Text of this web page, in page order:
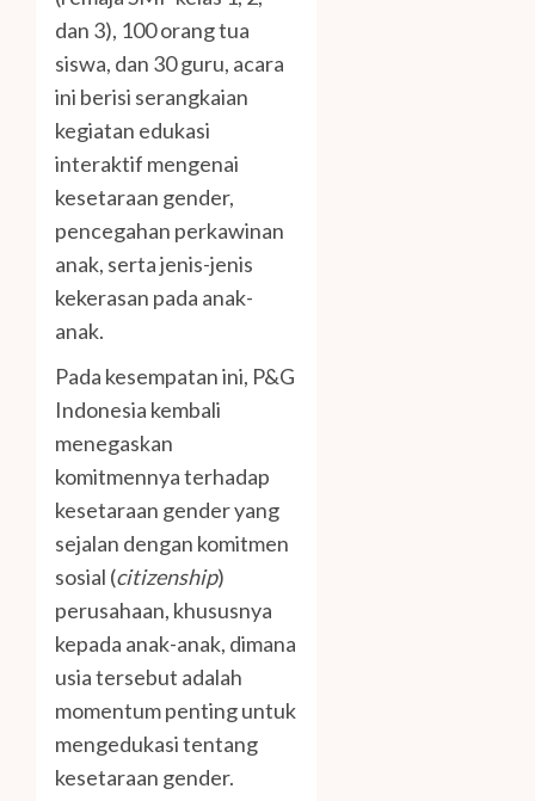
dan 3), 100 orang tua
siswa, dan 30 guru, acara
ini berisi serangkaian
kegiatan edukasi
interaktif mengenai
kesetaraan gender,
pencegahan perkawinan
anak, serta jenis-jenis
kekerasan pada anak-
anak.
Pada kesempatan ini, P&G
Indonesia kembali
menegaskan
komitmennya terhadap
kesetaraan gender yang
sejalan dengan komitmen
sosial (citizenship)
perusahaan, khususnya
kepada anak-anak, dimana
usia tersebut adalah
momentum penting untuk
mengedukasi tentang
kesetaraan gender.